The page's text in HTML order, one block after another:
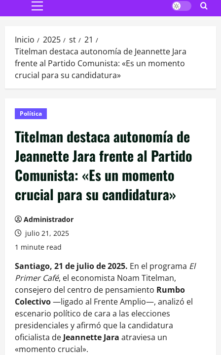
Menú
Inicio 2025 st
21
Titelman destaca autonomía de Jeannette Jara
frente al Partido Comunista: «Es un momento
crucial para su candidatura»
Política
Titelman destaca autonomía de
Jeannette Jara frente al Partido
Comunista: «Es un momento
crucial para su candidatura»
Administrador
julio 21, 2025
1 minute read
Santiago, 21 de julio de 2025. En el programa El
Primer Café, el economista Noam Titelman,
consejero del centro de pensamiento Rumbo
Colectivo—ligado al Frente Amplio—, analizó el
escenario político de cara a las elecciones
presidenciales y afirmó que la candidatura
oficialista de Jeannette Jara atraviesa un
«momento crucial».